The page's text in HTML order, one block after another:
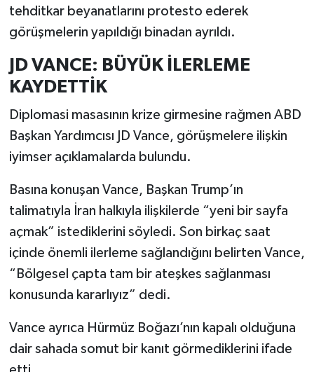
tehditkar beyanatlarını protesto ederek
görüşmelerin yapıldığı binadan ayrıldı.
JD VANCE: BÜYÜK İLERLEME
KAYDETTİK
Diplomasi masasının krize girmesine rağmen ABD
Başkan Yardımcısı JD Vance, görüşmelere ilişkin
iyimser açıklamalarda bulundu.
Basına konuşan Vance, Başkan Trump’ın
talimatıyla İran halkıyla ilişkilerde “yeni bir sayfa
açmak” istediklerini söyledi. Son birkaç saat
içinde önemli ilerleme sağlandığını belirten Vance,
“Bölgesel çapta tam bir ateşkes sağlanması
konusunda kararlıyız” dedi.
Vance ayrıca Hürmüz Boğazı’nın kapalı olduğuna
dair sahada somut bir kanıt görmediklerini ifade